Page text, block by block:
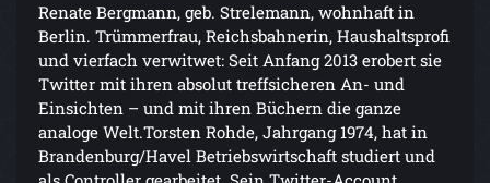
Renate Bergmann, geb. Strelemann, wohnhaft in
Berlin. Trümmerfrau, Reichsbahnerin, Haushaltsprofi
und vierfach verwitwet: Seit Anfang 2013 erobert sie
Twitter mit ihren absolut treffsicheren An- und
Einsichten – und mit ihren Büchern die ganze
analoge Welt.Torsten Rohde, Jahrgang 1974, hat in
Brandenburg/Havel Betriebswirtschaft studiert und